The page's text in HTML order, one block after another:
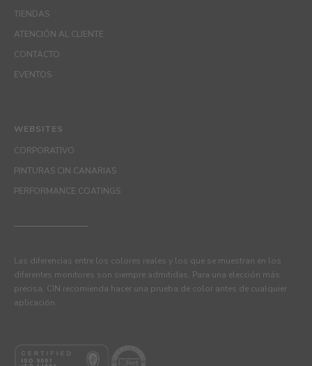
TIENDAS
ATENCIÓN AL CLIENTE
CONTACTO
EVENTOS
WEBSITES
CORPORATIVO
PINTURAS CIN CANARIAS
PERFORMANCE COATINGS
Las diferencias entre los colores reales y los que se muestran en los
diferentes monitores son siempre admitidas. Para una elección más
precisa, CIN recomienda hacer una prueba de color antes de cualquier
aplicación.